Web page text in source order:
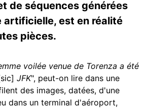
de séquences générées
artificielle, est en réalité
pièces.
voilée venue de Torenza a été
JFK", peut-on lire dans une
des images, datées, d'une
dans un terminal d'aéroport,